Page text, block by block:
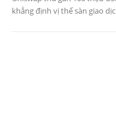
khẳng định vị thế sàn giao